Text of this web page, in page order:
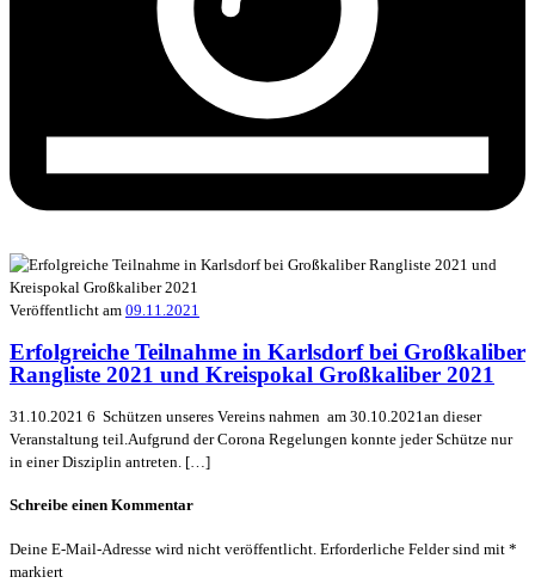
Veröffentlicht am 09.11.2021
Erfolgreiche Teilnahme in Karlsdorf bei Großkaliber
Rangliste 2021 und Kreispokal Großkaliber 2021
31.10.2021 6 Schützen unseres Vereins nahmen am 30.10.2021an dieser
Veranstaltung teil.Aufgrund der Corona Regelungen konnte jeder Schütze nur
in einer Disziplin antreten. […]
Schreibe einen Kommentar
Deine E-Mail-Adresse wird nicht veröffentlicht. Erforderliche Felder sind mit *
markiert